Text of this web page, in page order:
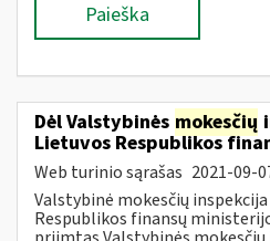
Paieška
Dėl Valstybinės mokesčių
Lietuvos Respublikos
Web turinio sąrašas 2021-09-
Valstybinė mokesčių
Respublikos finansų